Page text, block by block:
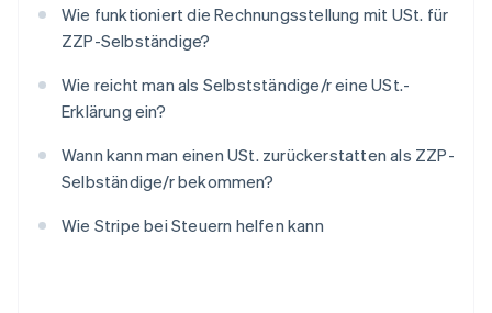
Wie funktioniert die Rechnungsstellung mit USt. für
ZZP-Selbständige?
Wie reicht man als Selbstständige/r eine USt.-
Erklärung ein?
Wann kann man einen USt. zurückerstatten als ZZP-
Selbständige/r bekommen?
Wie Stripe bei Steuern helfen kann